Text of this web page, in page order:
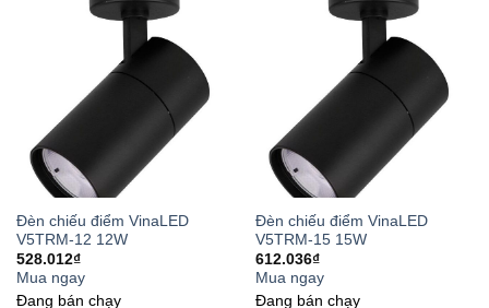
Đèn chiếu điểm VinaLED
V5TRM-12 12W
528.012₫
Mua ngay
Đang bán chạy
Đèn chiếu điểm VinaLED
V5TRM-15 15W
612.036₫
Mua ngay
Đang bán chạy